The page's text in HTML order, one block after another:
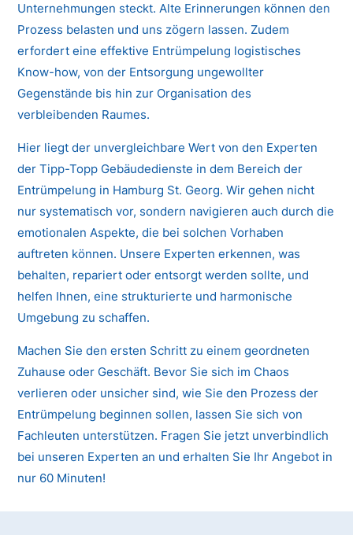
Unternehmungen steckt. Alte Erinnerungen können den
Prozess belasten und uns zögern lassen. Zudem
erfordert eine effektive Entrümpelung logistisches
Know-how, von der Entsorgung ungewollter
Gegenstände bis hin zur Organisation des
verbleibenden Raumes.
Hier liegt der unvergleichbare Wert von den Experten
der Tipp-Topp Gebäudedienste in dem Bereich der
Entrümpelung in Hamburg St. Georg. Wir gehen nicht
nur systematisch vor, sondern navigieren auch durch die
emotionalen Aspekte, die bei solchen Vorhaben
auftreten können. Unsere Experten erkennen, was
behalten, repariert oder entsorgt werden sollte, und
helfen Ihnen, eine strukturierte und harmonische
Umgebung zu schaffen.
Machen Sie den ersten Schritt zu einem geordneten
Zuhause oder Geschäft. Bevor Sie sich im Chaos
verlieren oder unsicher sind, wie Sie den Prozess der
Entrümpelung beginnen sollen, lassen Sie sich von
Fachleuten unterstützen. Fragen Sie jetzt unverbindlich
bei unseren Experten an und erhalten Sie Ihr Angebot in
nur 60 Minuten!